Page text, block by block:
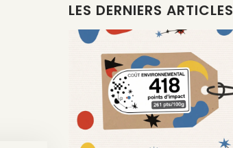
LES DERNIERS ARTICLES